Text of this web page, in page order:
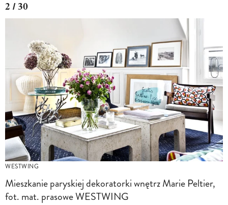
2 / 30
WESTWING
Mieszkanie paryskiej dekoratorki wnętrz Marie Peltier,
fot. mat. prasowe WESTWING